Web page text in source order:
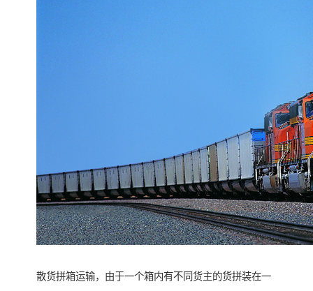
散货拼箱运输，由于一个箱内有不同货主的货拼装在一